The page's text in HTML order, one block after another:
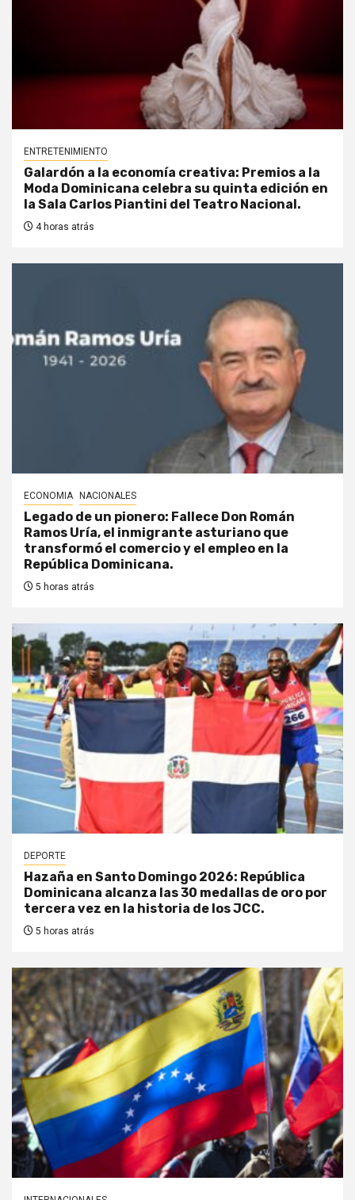
ENTRETENIMIENTO
Galardón a la economía creativa: Premios a la
Moda Dominicana celebra su quinta edición en
la Sala Carlos Piantini del Teatro Nacional.
4 horas atrás
ECONOMIA NACIONALES
Legado de un pionero: Fallece Don Román
Ramos Uría, el inmigrante asturiano que
transformó el comercio y el empleo en la
República Dominicana.
5 horas atrás
DEPORTE
Hazaña en Santo Domingo 2026: República
Dominicana alcanza las 30 medallas de oro por
tercera vez en la historia de los JCC.
5 horas atrás